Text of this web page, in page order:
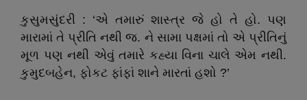
કુસુમસુંદરી : ‘એ તમારું શાસ્ત્ર જે હો તે હો. પણ
મારામાં તે પ્રીતિ નથી જ. ને સામા પક્ષમાં તો એ પ્રીતિનું
મૂળ પણ નથી એવું તમારે કહ્યા વિના ચાલે એમ નથી.
કુમુદબહેન, ફોકટ ફાંફાં શાને મારતાં હશો ?’